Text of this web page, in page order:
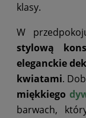
klasy.
W
stylową
eleganckie
kwiatami.
miękkiego
barwach,